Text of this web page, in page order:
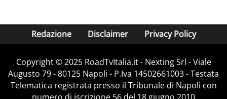
Redazione Disclaimer Privacy Policy
Copyright ©️ 2025 RoadTvItalia.it - Nexting Srl - Viale
Augusto 79 - 80125 Napoli - P.Iva 14502661003 - Testata
Telematica registrata presso il Tribunale di Napoli con